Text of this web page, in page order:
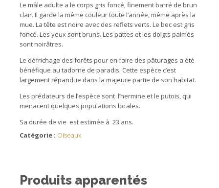
Le mâle adulte a le corps gris foncé, finement barré de brun
clair. Il garde la même couleur toute l’année, même après la
mue. La tête est noire avec des reflets verts. Le bec est gris
foncé. Les yeux sont bruns. Les pattes et les doigts palmés
sont noirâtres.
Le défrichage des forêts pour en faire des pâturages a été
bénéfique au tadorne de paradis. Cette espèce c’est
largement répandue dans la majeure partie de son habitat.
Les prédateurs de l’espèce sont l’hermine et le putois, qui
menacent quelques populations locales.
Sa durée de vie est estimée à 23 ans.
Catégorie : Oiseaux
Produits apparentés